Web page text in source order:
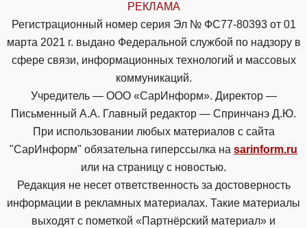
РЕКЛАМА
Регистрационный номер серия Эл № ФС77-80393 от 01
марта 2021 г. выдано Федеральной службой по надзору в
сфере связи, информационных технологий и массовых
коммуникаций.
Учредитель — ООО «СарИнформ». Директор —
Письменный А.А. Главный редактор — Спринчанэ Д.Ю.
При использовании любых материалов с сайта
"СарИнформ" обязательна гиперссылка на sarinform.ru
или на страницу с новостью.
Редакция не несет ответственность за достоверность
информации в рекламных материалах. Такие материалы
выходят с пометкой «Партнёрский материал» и